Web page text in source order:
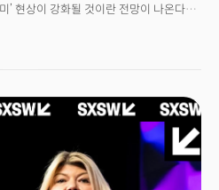
’ 현상이 강화될 것이란 전망이 나온다
거에 주요 유권자로 부상하고 있다.
부를 축적한 투자자가 늘어나면서다.